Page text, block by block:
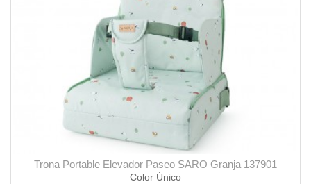
Trona Portable Elevador Paseo SARO Granja 137901
Color Único